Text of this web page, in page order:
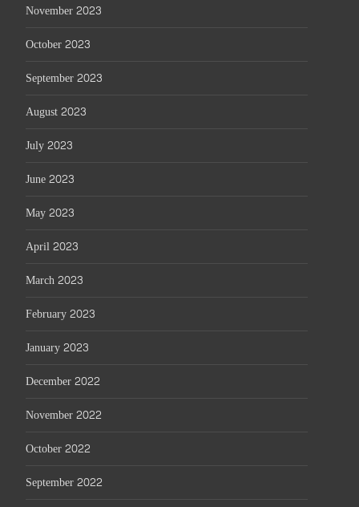
November 2023
October 2023
September 2023
August 2023
July 2023
June 2023
May 2023
April 2023
March 2023
February 2023
January 2023
December 2022
November 2022
October 2022
September 2022